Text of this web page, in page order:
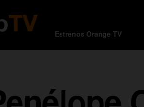
Estrenos Orange TV